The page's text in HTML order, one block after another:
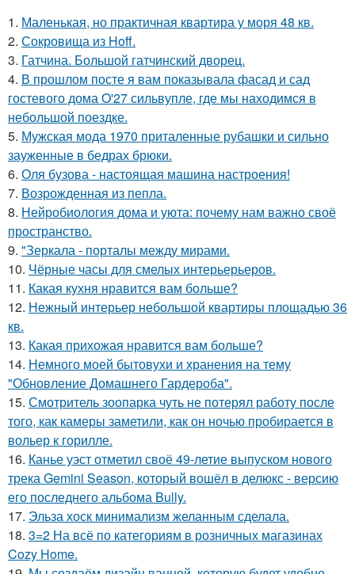
1. Маленькая, но практичная квартира у моря 48 кв.
2. Сокровища из Hoff.
3. Гатчина. Большой гатчинский дворец.
4. В прошлом посте я вам показывала фасад и сад
гостевого дома O'27 сильвупле, где мы находимся в
небольшой поездке.
5. Мужская мода 1970 приталенные рубашки и сильно
зауженные в бедрах брюки.
6. Оля бузова - настоящая машина настроения!
7. Возрожденная из пепла.
8. Нейробиология дома и уюта: почему нам важно своё
пространство.
9. "Зеркала - порталы между мирами.
10. Чёрные часы для смелых интерьерьеров.
11. Какая кухня нравится вам больше?
12. Нежный интерьер небольшой квартиры площадью 36
кв.
13. Какая прихожая нравится вам больше?
14. Немного моей бытовухи и хранения на тему
"Обновление Домашнего Гардероба".
15. Смотритель зоопарка чуть не потерял работу после
того, как камеры заметили, как он ночью пробирается в
вольер к горилле.
16. Канье уэст отметил своё 49-летие выпуском нового
трека Gemini Season, который вошёл в делюкс - версию
его последнего альбома Bully.
17. Эльза хоск минимализм желанным сделала.
18. 3=2 На всё по категориям в розничных магазинах
Cozy Home.